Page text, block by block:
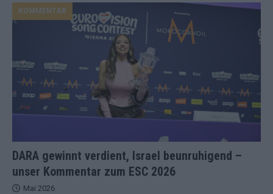
DARA gewinnt verdient, Israel beunruhigend –
unser Kommentar zum ESC 2026
KOMMENTAR
Mai 2026